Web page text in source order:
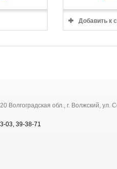
Добавить к
обл., г. Волжский, ул.
03, 39-38-71